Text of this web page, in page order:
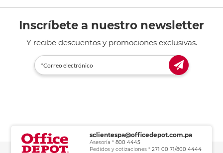
Inscríbete a nuestro newsletter
Y recibe descuentos y promociones exclusivas.
sclientespa@officedepot.com.pa
Asesoría * 800 4445
Pedidos y cotizaciones * 271 00 71/800 4444